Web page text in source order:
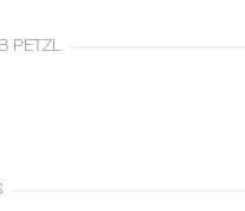
PETZL